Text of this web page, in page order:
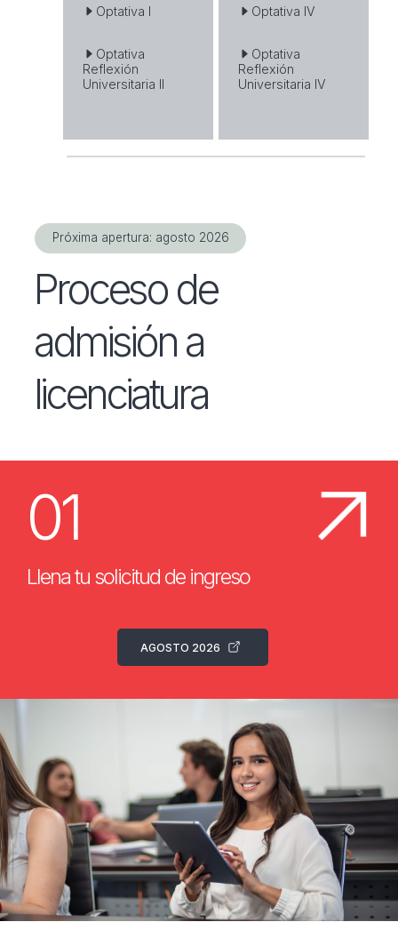
Optativa I
Optativa
Reflexión
Universitaria II
Optativa IV
Optativa
Reflexión
Universitaria IV
Próxima apertura: agosto 2026
Proceso de
admisión a
licenciatura
01
Llena tu solicitud de ingreso
AGOSTO 2026